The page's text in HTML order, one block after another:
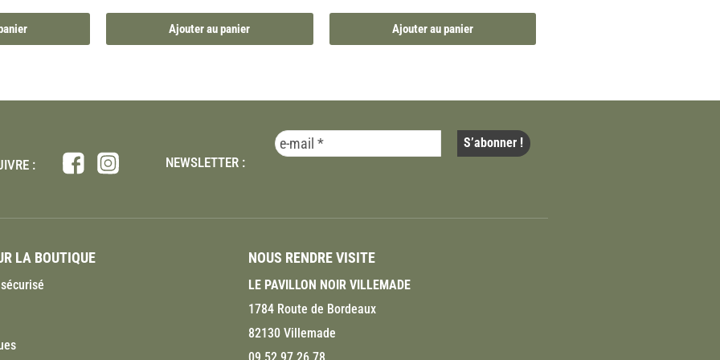
Ajouter au panier Ajouter au panier
: NEWSLETTER :
LA BOUTIQUE NOUS RENDRE VISITE
LE PAVILLON NOIR VILLEMADE
1784 Route de Bordeaux
82130 Villemade